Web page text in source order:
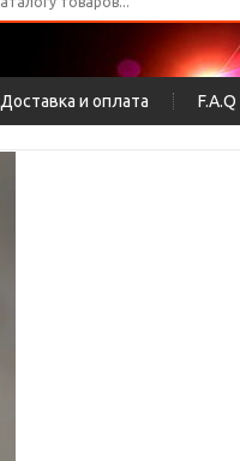
Доставка и оплата F.A.Q